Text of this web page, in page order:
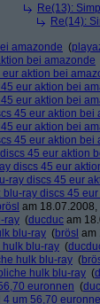
Re(13):
Re(14):
amazonde (
bei amazonde
aktion bei
eur aktion bei
eur aktion bei
45 eur aktion bei
eur aktion bei
45 eur aktion bei
45 eur aktion
discs 45 eur
ray discs 45 eur
blu-ray discs 45
am 18.07.2008,
ray (ducduc am
blu-ray (brösl am
hulk blu-ray (
hulk blu-ray (
hulk blu-ray (
euronnen (
4 um 56,70